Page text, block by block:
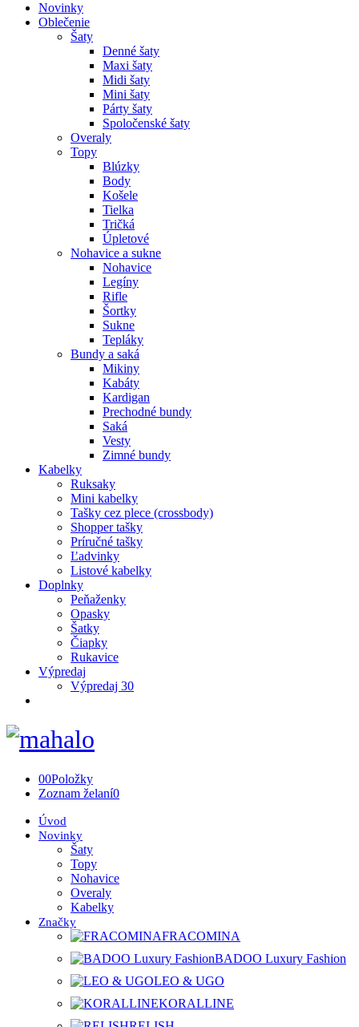
Novinky
Oblečenie
Šaty
Denné šaty
Maxi šaty
Midi šaty
Mini šaty
Párty šaty
Spoločenské šaty
Overaly
Topy
Blúzky
Body
Košele
Tielka
Tričká
Úpletové
Nohavice a sukne
Nohavice
Legíny
Rifle
Šortky
Sukne
Tepláky
Bundy a saká
Mikiny
Kabáty
Kardigan
Prechodné bundy
Saká
Vesty
Zimné bundy
Kabelky
Ruksaky
Mini kabelky
Tašky cez plece (crossbody)
Shopper tašky
Príručné tašky
Ľadvinky
Listové kabelky
Doplnky
Peňaženky
Opasky
Šatky
Čiapky
Rukavice
Výpredaj
Výpredaj 30
00Položky
Zoznam želaní0
Úvod
Novinky
Šaty
Topy
Nohavice
Overaly
Kabelky
Značky
FRACOMINA
BADOO Luxury Fashion
LEO & UGO
KORALLINE